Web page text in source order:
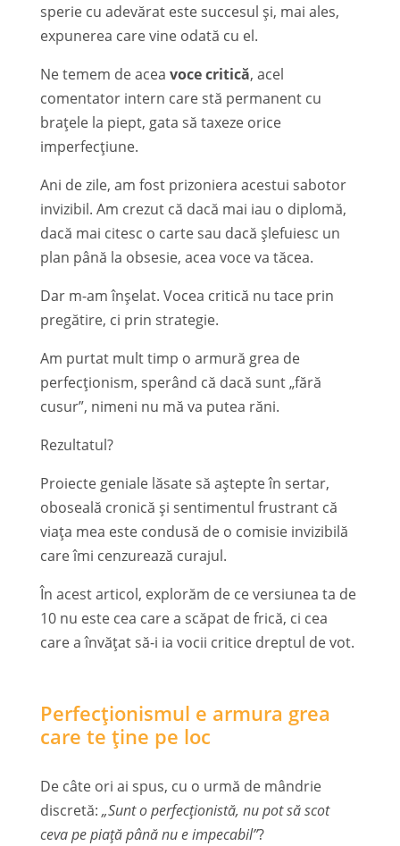
sperie cu adevărat este succesul și, mai ales,
expunerea care vine odată cu el.
Ne temem de acea voce critică, acel
comentator intern care stă permanent cu
brațele la piept, gata să taxeze orice
imperfecțiune.
Ani de zile, am fost prizoniera acestui sabotor
invizibil. Am crezut că dacă mai iau o diplomă,
dacă mai citesc o carte sau dacă șlefuiesc un
plan până la obsesie, acea voce va tăcea.
Dar m-am înșelat. Vocea critică nu tace prin
pregătire, ci prin strategie.
Am purtat mult timp o armură grea de
perfecționism, sperând că dacă sunt „fără
cusur”, nimeni nu mă va putea răni.
Rezultatul?
Proiecte geniale lăsate să aștepte în sertar,
oboseală cronică și sentimentul frustrant că
viața mea este condusă de o comisie invizibilă
care îmi cenzurează curajul.
În acest articol, explorăm de ce versiunea ta de
10 nu este cea care a scăpat de frică, ci cea
care a învățat să-i ia vocii critice dreptul de vot.
Perfecționismul e armura grea
care te ține pe loc
De câte ori ai spus, cu o urmă de mândrie
discretă: „Sunt o perfecționistă, nu pot să scot
ceva pe piață până nu e impecabil”?